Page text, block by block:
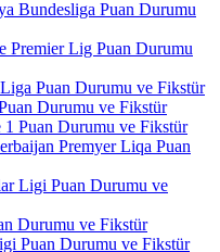
Bundesliga Puan Durumu
Premier Lig Puan Durumu
Puan Durumu ve Fikstür
Durumu ve Fikstür
1 Puan Durumu ve Fikstür
Premyer Liqa Puan
Ligi Puan Durumu ve
Durumu ve Fikstür
Puan Durumu ve Fikstür